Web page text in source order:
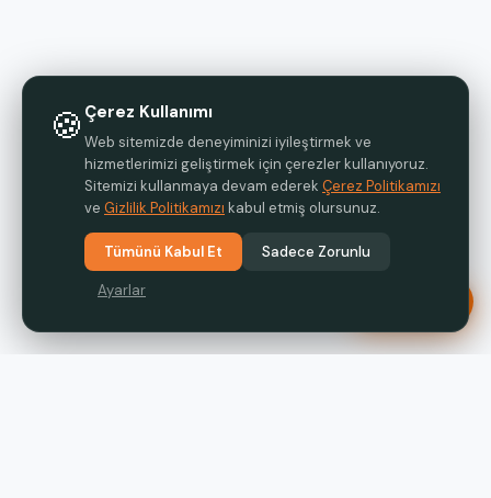
🍪 Çerez Kullanımı
Web sitemizde deneyiminizi iyileştirmek ve
hizmetlerimizi geliştirmek için çerezler kullanıyoruz.
Sitemizi kullanmaya devam ederek Çerez Politikamızı
ve Gizlilik Politikamızı kabul etmiş olursunuz.
Tümünü Kabul Et Sadece Zorunlu
Ayarlar